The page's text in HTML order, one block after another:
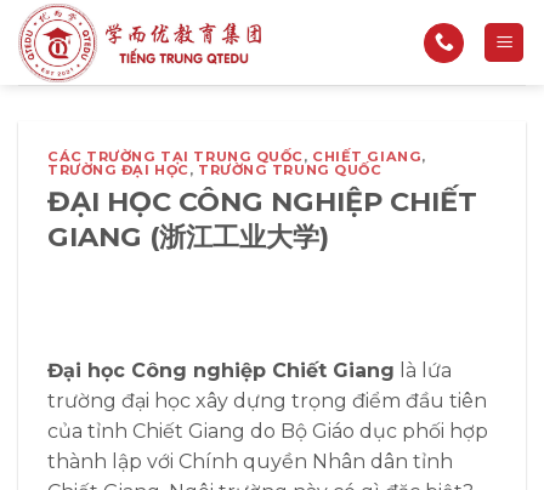
qua
nội
CÁC TRƯỜNG TẠI TRUNG QUỐC, CHIẾT GIANG,
TRƯỜNG ĐẠI HỌC, TRƯỜNG TRUNG QUỐC
ĐẠI HỌC CÔNG NGHIỆP CHIẾT
GIANG (浙江工业大学)
Đại học Công nghiệp Chiết Giang là lứa
trường đại học xây dựng trọng điểm đầu tiên
của tỉnh Chiết Giang do Bộ Giáo dục phối hợp
thành lập với Chính quyền Nhân dân tỉnh